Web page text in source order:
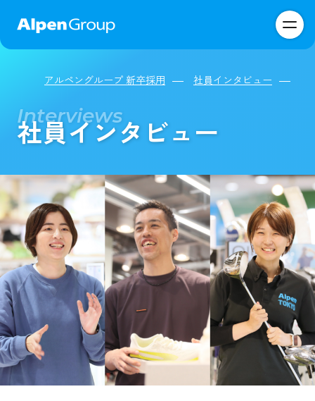
アルペングループ 新卒採用 社員インタビュー
社員インタビュー